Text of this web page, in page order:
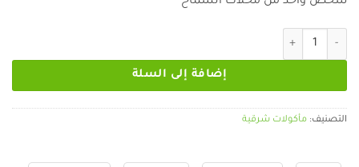
21.90 €.
17.70 €.
كمية ملوخية بالدجاج السماح
إضافة إلى السلة
التصنيف: مأكولات شرقية